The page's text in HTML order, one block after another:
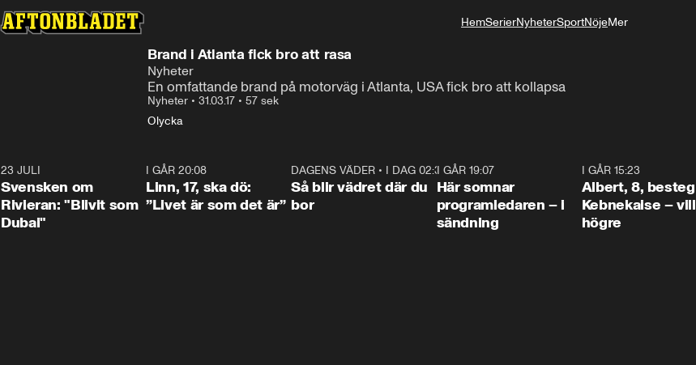
HemSerierNyheterSportNöjeMer
Brand i Atlanta fick bro att rasa
Nyheter
En omfattande brand på motorväg i Atlanta, USA fick bro att kollapsa
Nyheter • 31.03.17 • 57 sek
Olycka
23 JULI
Svensken om
Rivieran: "Blivit som
Dubai"
I GÅR 20:08
Linn, 17, ska dö:
”Livet är som det är”
1:06
DAGENS VÄDER • I DAG 02:30
Så blir vädret där du
bor
I GÅR 19:07
Här somnar
programledaren – i
sändning
I GÅR 15:23
Albert, 8, besteg
Kebnekaise – vill
högre